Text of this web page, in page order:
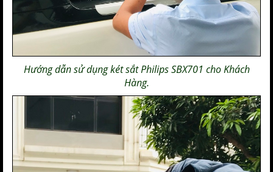
Hướng dẫn sử dụng két sắt Philips SBX701 cho Khách
Hàng.